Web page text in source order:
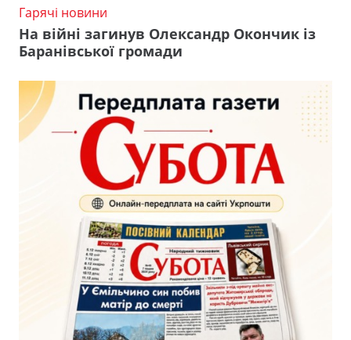
Гарячі новини
На війні загинув Олександр Окончик із
Баранівської громади